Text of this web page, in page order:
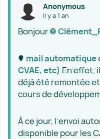
Anonymous
il y a 1 an
Bonjour
mail automatique
CVAE, etc)​ En effet,
déjà été remontée
cours de
À ce jour, l’envoi
disponible pour les